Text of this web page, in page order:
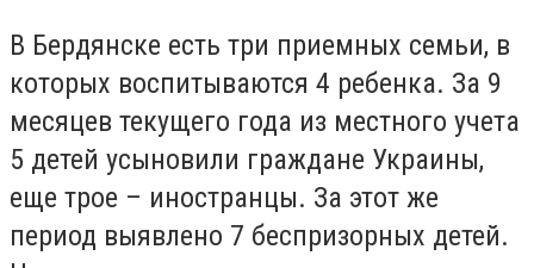
В Бердянске есть три приемных семьи, в
которых воспитываются 4 ребенка. За 9
месяцев текущего года из местного учета
5 детей усыновили граждане Украины,
еще трое – иностранцы. За этот же
период выявлено 7 беспризорных детей.